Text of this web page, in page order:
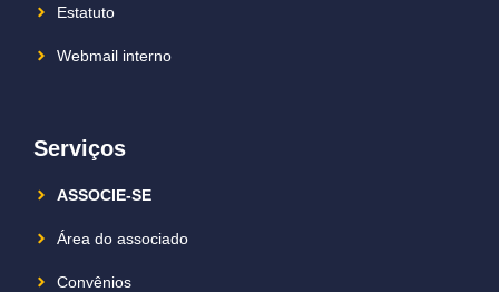
Estatuto
Webmail interno
Serviços
ASSOCIE-SE
Área do associado
Convênios